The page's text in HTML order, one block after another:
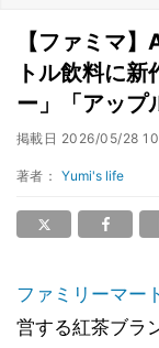
【ファミマ
トル飲料に
ー」「アップ
掲載日 2026/05/28
著者： Yumi's life
ファミリーマー
営する紅茶ブラ